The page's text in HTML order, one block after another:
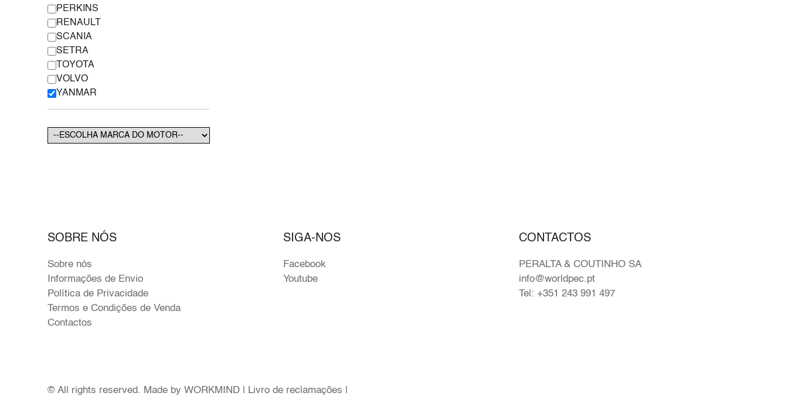
PERKINS
RENAULT
SCANIA
SETRA
TOYOTA
VOLVO
YANMAR
SOBRE NÓS
Sobre nós
Informações de Envio
Política de Privacidade
Termos e Condições de Venda
Contactos
SIGA-NOS
Facebook
Youtube
CONTACTOS
PERALTA & COUTINHO SA
info@worldpec.pt
Tel: +351 243 991 497
© All rights reserved. Made by WORKMIND| Livro de reclamações